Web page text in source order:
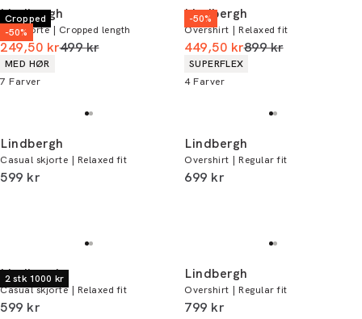
Cropped
-50%
Lindbergh
Hørskjorte | Cropped length
249,50 krI alt (uden rabat)
499 kr
Produkt egenskaber
MED HØR
7 Farver
-50%
Lindbergh
Overshirt | Relaxed fit
449,50 krI alt (uden rabat)
899 kr
Produkt egenskaber
SUPERFLEX
4 Farver
Lindbergh
Casual skjorte | Relaxed fit
I alt (inkl. rabat)
599 kr
Lindbergh
Overshirt | Regular fit
I alt (inkl. rabat)
699 kr
2 stk 1000 kr
Lindbergh
Casual skjorte | Relaxed fit
I alt (inkl. rabat)
599 kr
Lindbergh
Overshirt | Regular fit
I alt (inkl. rabat)
799 kr